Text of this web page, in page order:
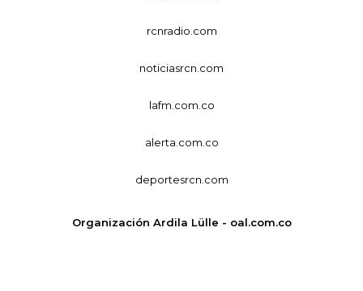
rcnradio.com
noticiasrcn.com
lafm.com.co
alerta.com.co
deportesrcn.com
Organización Ardila Lülle - oal.com.co